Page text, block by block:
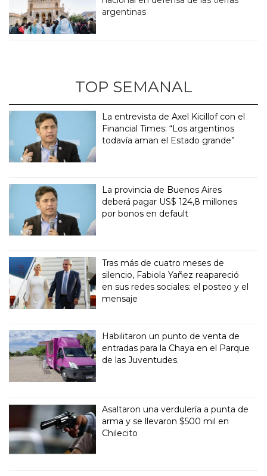
argentinas
TOP SEMANAL
La entrevista de Axel Kicillof con el
Financial Times: “Los argentinos
todavía aman el Estado grande”
La provincia de Buenos Aires
deberá pagar US$ 124,8 millones
por bonos en default
Tras más de cuatro meses de
silencio, Fabiola Yañez reapareció
en sus redes sociales: el posteo y el
mensaje
Habilitaron un punto de venta de
entradas para la Chaya en el Parque
de las Juventudes.
Asaltaron una verdulería a punta de
arma y se llevaron $500 mil en
Chilecito